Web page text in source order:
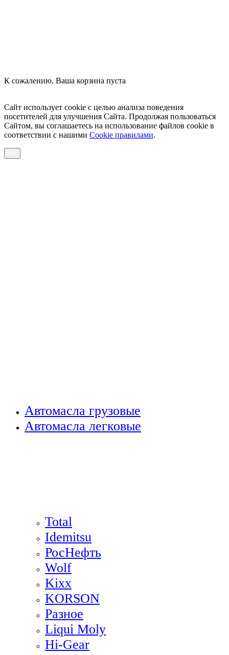
К сожалению, Ваша корзина пуста
Сайт использует cookie с целью анализа поведения
посетителей для улучшения Сайта. Продолжая пользоваться
Сайтом, вы соглашаетесь на использование файлов cookie в
соответствии с нашими Cookiе правилами.
Автомасла грузовые
Автомасла легковые
Total
Idemitsu
РосНефть
Wolf
Kixx
KORSON
Разное
Liqui Moly
Hi-Gear